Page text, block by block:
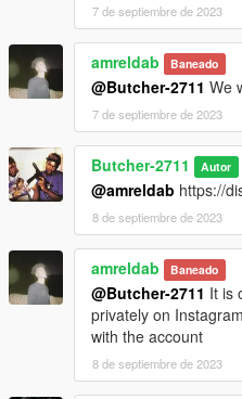
7 de septiembre de 2023
amreldab Baneado
@Butcher-2711 We
7 de septiembre de 2023
Butcher-2711 Autor
@amreldab https://
8 de septiembre de 2023
amreldab Baneado
@Butcher-2711 It is
privately on
with the account
8 de septiembre de 2023